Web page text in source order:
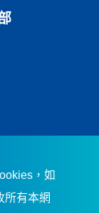
，如
所有本網